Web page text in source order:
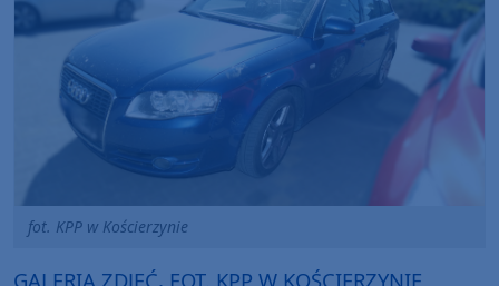
fot. KPP w Kościerzynie
GALERIA ZDJĘĆ, FOT. KPP W KOŚCIERZYNIE